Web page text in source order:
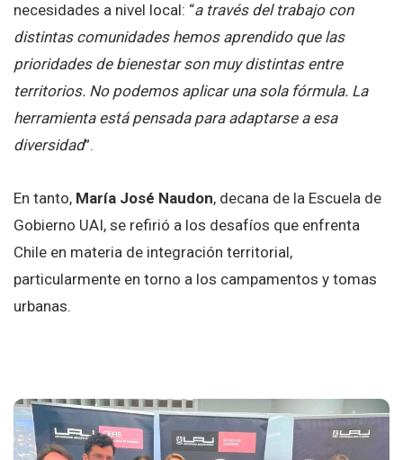
necesidades a nivel local: “a través del trabajo con
distintas comunidades hemos aprendido que las
prioridades de bienestar son muy distintas entre
territorios. No podemos aplicar una sola fórmula. La
herramienta está pensada para adaptarse a esa
diversidad”.
En tanto, María José Naudon, decana de la Escuela de
Gobierno UAI, se refirió a los desafíos que enfrenta
Chile en materia de integración territorial,
particularmente en torno a los campamentos y tomas
urbanas.